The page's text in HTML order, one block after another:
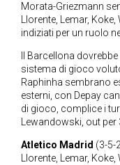
Morata-Griezmann
Llorente, Lemar,
indiziati per un ruolo
Il Barcellona
sistema di gioco
Raphinha sembrano
esterni, con Depay
di gioco, complice i
Lewandowski, out per
Atletico Madrid (3-5-
Llorente, Lemar,